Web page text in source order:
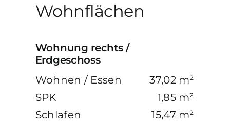
Wohnflächen
Wohnung rechts /
Erdgeschoss
Wohnen / Essen
37,02 m²
SPK
1,85 m²
Schlafen
15,47 m²